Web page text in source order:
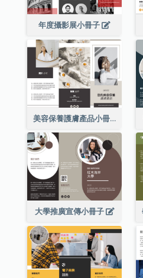
年度攝影展小冊子
美容保養護膚產品小冊子
大學推廣宣傳小冊子